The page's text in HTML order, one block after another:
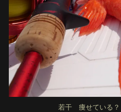
若干 痩せている